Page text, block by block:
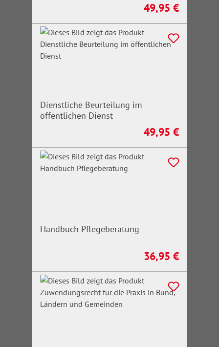
Regulärer Preis:
49,95 €
Dienstliche Beurteilung im
öffentlichen Dienst
Regulärer Preis:
49,95 €
Handbuch Pflegeberatung
Regulärer Preis:
36,95 €